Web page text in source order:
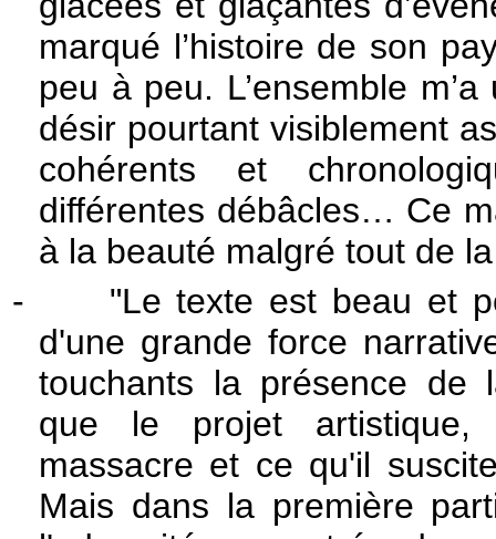
marqué l’histoire de son
peu à peu. L’ensemble
désir pourtant visiblement
cohérents et
différentes débâcles… Ce
à la beauté malgré tout de
-
"Le texte est beau et
d'une grande force
touchants la présence de
que le projet
massacre et ce qu'il
Mais dans la première